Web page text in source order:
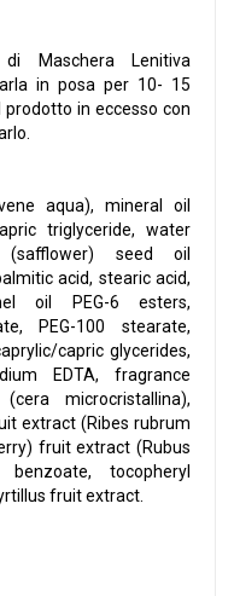
Maschera Lenitiva
in posa per 10- 15
in eccesso con
aqua), mineral oil
triglyceride, water
(safflower) seed oil
acid, stearic acid,
oil PEG-6 esters,
PEG-100 stearate,
capric glycerides,
EDTA, fragrance
microcristallina),
extract (Ribes rubrum
fruit extract (Rubus
tocopheryl
fruit extract.